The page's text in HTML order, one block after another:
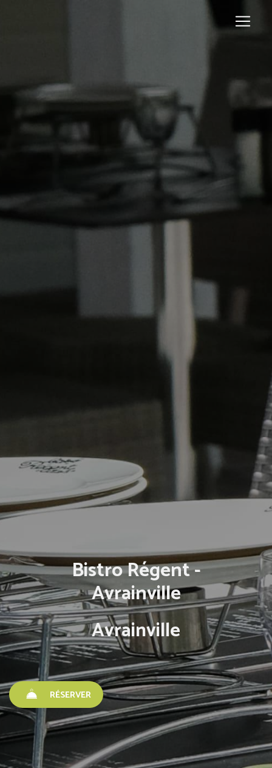
Bistro Régent -
Avrainville
Avrainville
RÉSERVER